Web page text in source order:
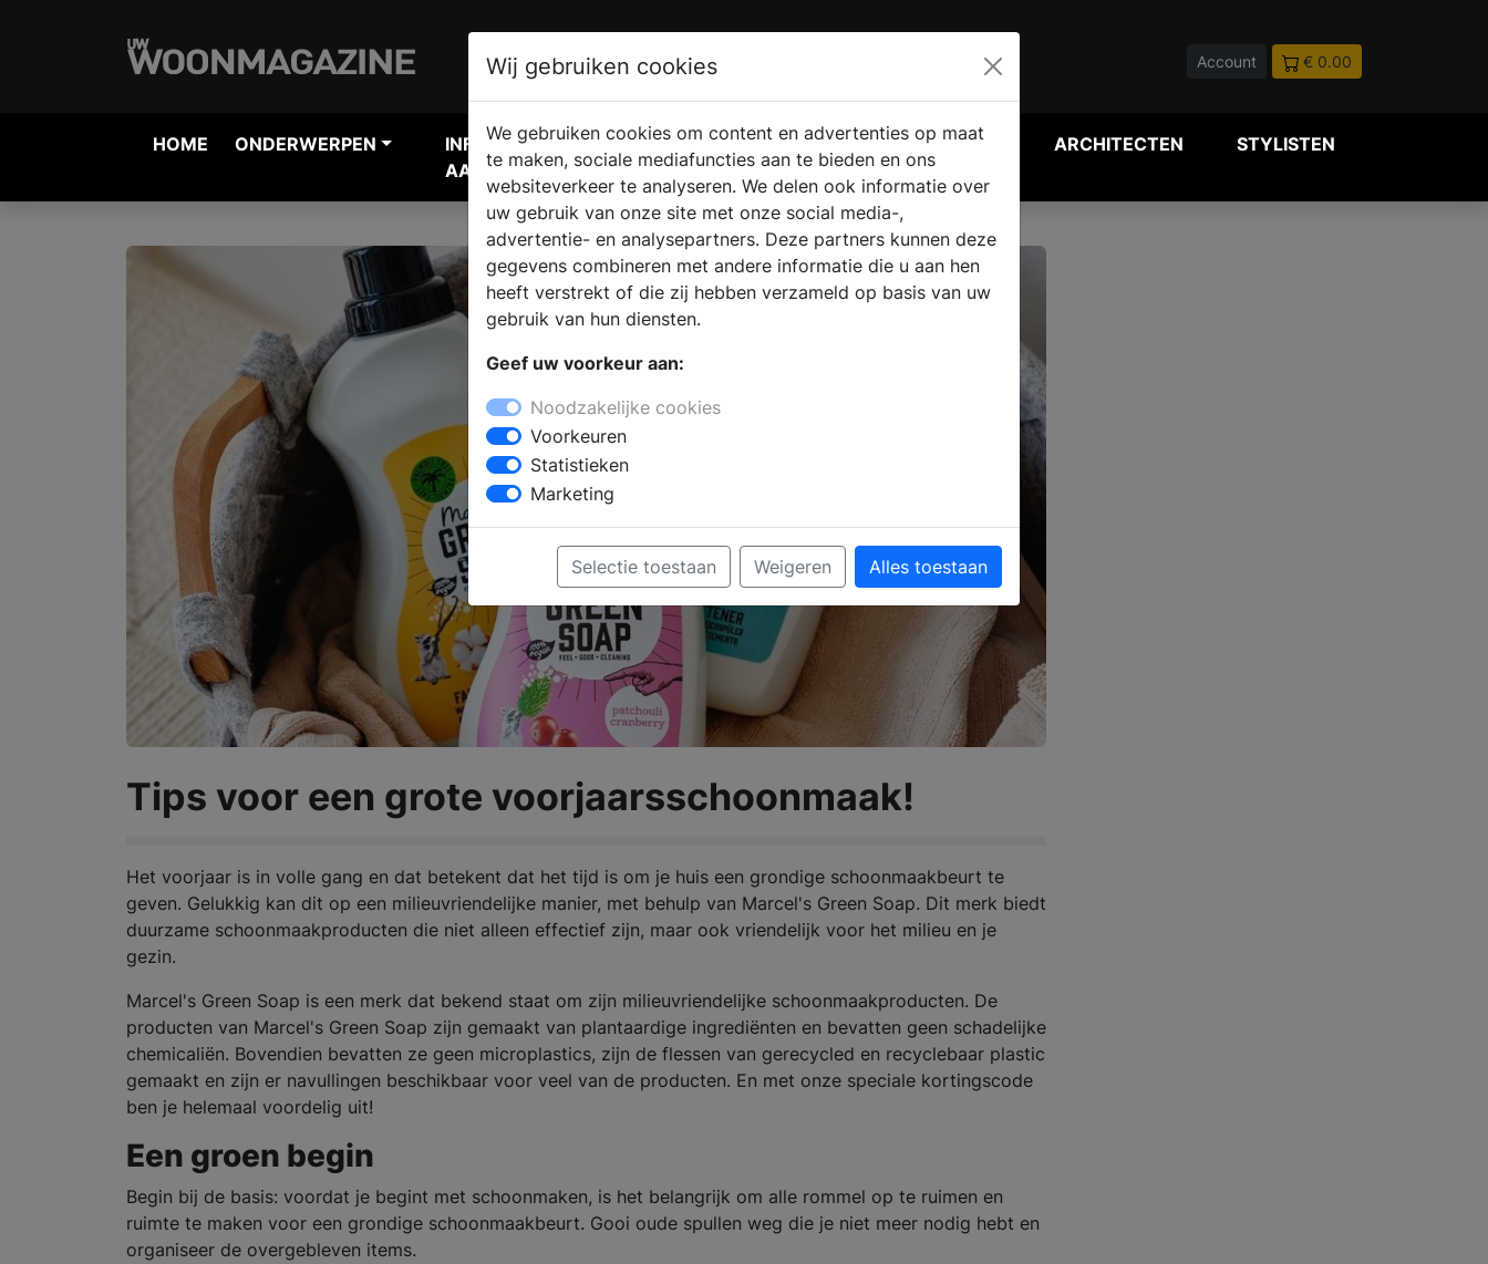
Account € 0.00
HOME ONDERWERPEN
INFORMATIE
AANVRAGEN
VERKOOPLOCATIE
VINDEN
WEBSHOP ARCHITECTEN STYLISTEN
Tips voor een grote voorjaarsschoonmaak!
Het voorjaar is in volle gang en dat betekent dat het tijd is om je huis een grondige schoonmaakbeurt te
geven. Gelukkig kan dit op een milieuvriendelijke manier, met behulp van Marcel's Green Soap. Dit merk biedt
duurzame schoonmaakproducten die niet alleen effectief zijn, maar ook vriendelijk voor het milieu en je
gezin.
Marcel's Green Soap is een merk dat bekend staat om zijn milieuvriendelijke schoonmaakproducten. De
producten van Marcel's Green Soap zijn gemaakt van plantaardige ingrediënten en bevatten geen schadelijke
chemicaliën. Bovendien bevatten ze geen microplastics, zijn de flessen van gerecycled en recyclebaar plastic
gemaakt en zijn er navullingen beschikbaar voor veel van de producten. En met onze speciale kortingscode
ben je helemaal voordelig uit!
Een groen begin
Begin bij de basis: voordat je begint met schoonmaken, is het belangrijk om alle rommel op te ruimen en
ruimte te maken voor een grondige schoonmaakbeurt. Gooi oude spullen weg die je niet meer nodig hebt en
organiseer de overgebleven items.
Wij gebruiken cookies
We gebruiken cookies om content en advertenties op maat
te maken, sociale mediafuncties aan te bieden en ons
websiteverkeer te analyseren. We delen ook informatie over
uw gebruik van onze site met onze social media-,
advertentie- en analysepartners. Deze partners kunnen deze
gegevens combineren met andere informatie die u aan hen
heeft verstrekt of die zij hebben verzameld op basis van uw
gebruik van hun diensten.
Geef uw voorkeur aan:
Noodzakelijke cookies
Voorkeuren
Statistieken
Marketing
Selectie toestaan Weigeren Alles toestaan